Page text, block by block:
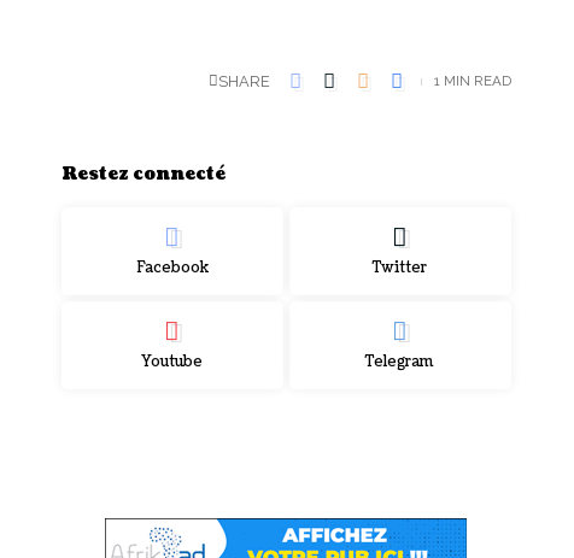
SHARE 1 MIN READ
Restez connecté
Facebook Twitter
Youtube Telegram